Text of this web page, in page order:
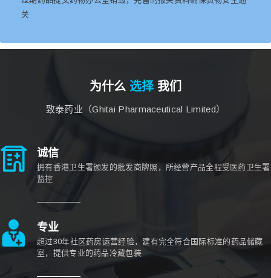
关
为什么 选择我们
致泰药业（Ghitai Pharmaceutical Limited）
诚信
拥有香港卫生署颁发的批发商牌照，所经营产品全程受医药卫生署
监控
专业
超过30年社区药房运营经验，建有完全符合国际标准的药品储藏
室，提供专业的药品冷藏包装